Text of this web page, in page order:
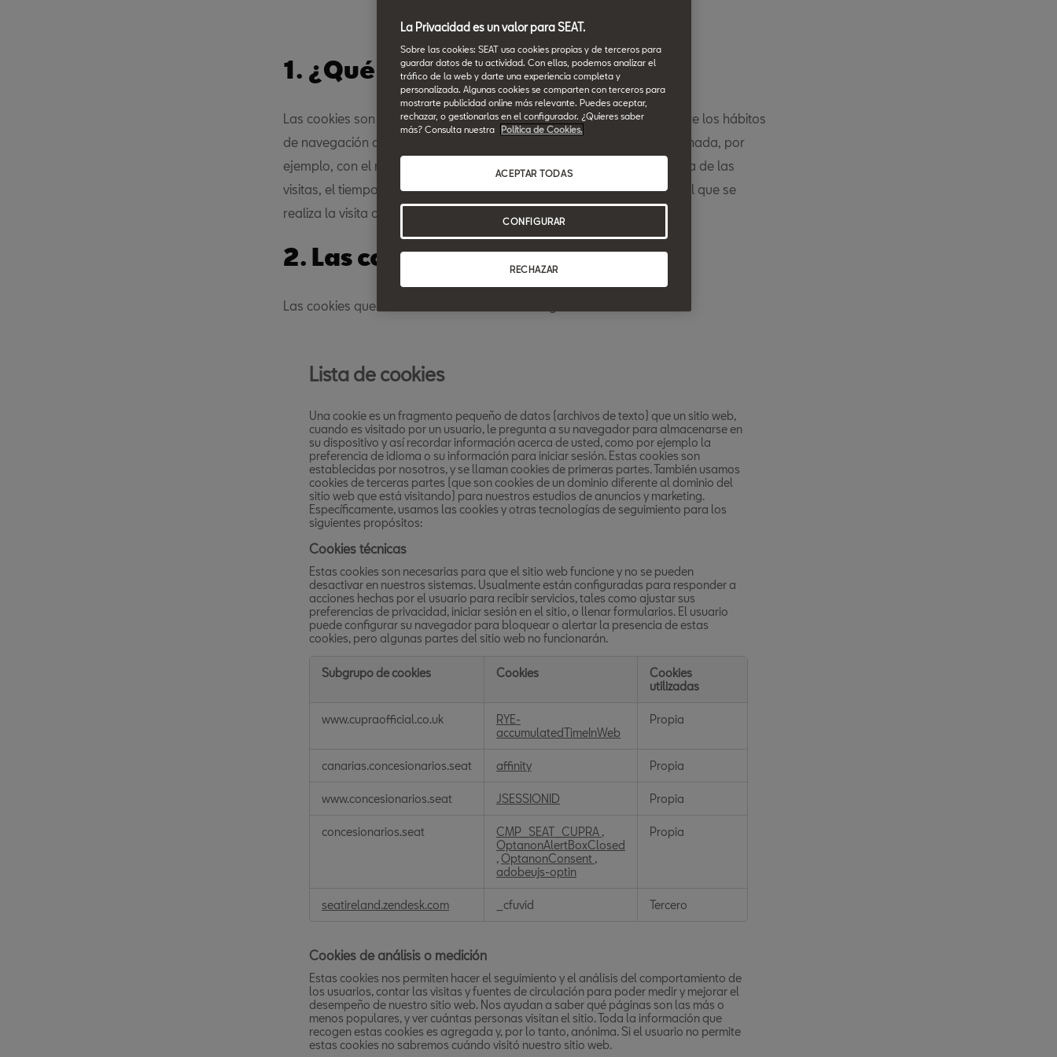
1. ¿Qué son las cookies?
Las cookies son ficheros que almacenan y recuperan información sobre los hábitos
de navegación del usuario. La información que se obtiene está relacionada, por
ejemplo, con el número de nuevos usuarios, la frecuencia y reincidencia de las
visitas, el tiempo que dura la misma, el navegador o el equipo desde el que se
realiza la visita o se ejecuta la aplicación.
2. Las cookies que utilizamos.
Las cookies que utiliza este sitio web son las siguientes:
Lista de cookies
Una cookie es un fragmento pequeño de datos (archivos de texto) que un sitio web,
cuando es visitado por un usuario, le pregunta a su navegador para almacenarse en
su dispositivo y así recordar información acerca de usted, como por ejemplo la
preferencia de idioma o su información para iniciar sesión. Estas cookies son
establecidas por nosotros, y se llaman cookies de primeras partes. También usamos
cookies de terceras partes (que son cookies de un dominio diferente al dominio del
sitio web que está visitando) para nuestros estudios de anuncios y marketing.
Específicamente, usamos las cookies y otras tecnologías de seguimiento para los
siguientes propósitos:
Cookies técnicas
Estas cookies son necesarias para que el sitio web funcione y no se pueden
desactivar en nuestros sistemas. Usualmente están configuradas para responder a
acciones hechas por el usuario para recibir servicios, tales como ajustar sus
preferencias de privacidad, iniciar sesión en el sitio, o llenar formularios. El usuario
puede configurar su navegador para bloquear o alertar la presencia de estas
cookies, pero algunas partes del sitio web no funcionarán.
técnicas
Subgrupo de cookies Cookies
Cookies
utilizadas
www.cupraofficial.co.uk
RYE-
accumulatedTimeInWeb
Propia
canarias.concesionarios.seat affinity Propia
www.concesionarios.seat JSESSIONID Propia
concesionarios.seat CMP_SEAT_CUPRA ,
OptanonAlertBoxClosed
, OptanonConsent ,
adobeujs-optin
Propia
seatireland.zendesk.com _cfuvid Tercero
Cookies de análisis o medición
Estas cookies nos permiten hacer el seguimiento y el análisis del comportamiento de
los usuarios, contar las visitas y fuentes de circulación para poder medir y mejorar el
desempeño de nuestro sitio web. Nos ayudan a saber qué páginas son las más o
menos populares, y ver cuántas personas visitan el sitio. Toda la información que
recogen estas cookies es agregada y, por lo tanto, anónima. Si el usuario no permite
estas cookies no sabremos cuándo visitó nuestro sitio web.
La Privacidad es un valor para SEAT.
Sobre las cookies: SEAT usa cookies propias y de terceros para
guardar datos de tu actividad. Con ellas, podemos analizar el
tráfico de la web y darte una experiencia completa y
personalizada. Algunas cookies se comparten con terceros para
mostrarte publicidad online más relevante. Puedes aceptar,
rechazar, o gestionarlas en el configurador. ¿Quieres saber
más? Consulta nuestra
Política de Cookies.
RECHAZAR
ACEPTAR TODAS
CONFIGURAR